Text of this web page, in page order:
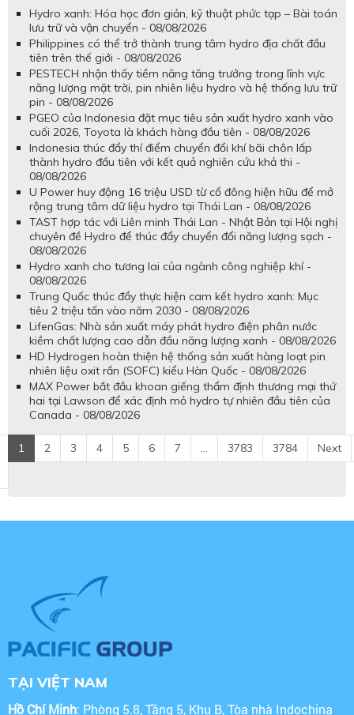
Hydro xanh: Hóa học đơn giản, kỹ thuật phức tạp – Bài toán
lưu trữ và vận chuyển - 08/08/2026
Philippines có thể trở thành trung tâm hydro địa chất đầu
tiên trên thế giới - 08/08/2026
PESTECH nhận thấy tiềm năng tăng trưởng trong lĩnh vực
năng lượng mặt trời, pin nhiên liệu hydro và hệ thống lưu trữ
pin - 08/08/2026
PGEO của Indonesia đặt mục tiêu sản xuất hydro xanh vào
cuối 2026, Toyota là khách hàng đầu tiên - 08/08/2026
Indonesia thúc đẩy thí điểm chuyển đổi khí bãi chôn lấp
thành hydro đầu tiên với kết quả nghiên cứu khả thi -
08/08/2026
U Power huy động 16 triệu USD từ cổ đông hiện hữu để mở
rộng trung tâm dữ liệu hydro tại Thái Lan - 08/08/2026
TAST hợp tác với Liên minh Thái Lan - Nhật Bản tại Hội nghị
chuyên đề Hydro để thúc đẩy chuyển đổi năng lượng sạch -
08/08/2026
Hydro xanh cho tương lai của ngành công nghiệp khí -
08/08/2026
Trung Quốc thúc đẩy thực hiện cam kết hydro xanh: Mục
tiêu 2 triệu tấn vào năm 2030 - 08/08/2026
LifenGas: Nhà sản xuất máy phát hydro điện phân nước
kiềm chất lượng cao dẫn đầu năng lượng xanh - 08/08/2026
HD Hydrogen hoàn thiện hệ thống sản xuất hàng loạt pin
nhiên liệu oxit rắn (SOFC) kiểu Hàn Quốc - 08/08/2026
MAX Power bắt đầu khoan giếng thẩm định thương mại thứ
hai tại Lawson để xác định mỏ hydro tự nhiên đầu tiên của
Canada - 08/08/2026
1 2 3 4 5 6 7 ... 3783 3784 Next
TẠI VIỆT NAM
Hồ Chí Minh: Phòng 5.8, Tầng 5, Khu B, Tòa nhà Indochina